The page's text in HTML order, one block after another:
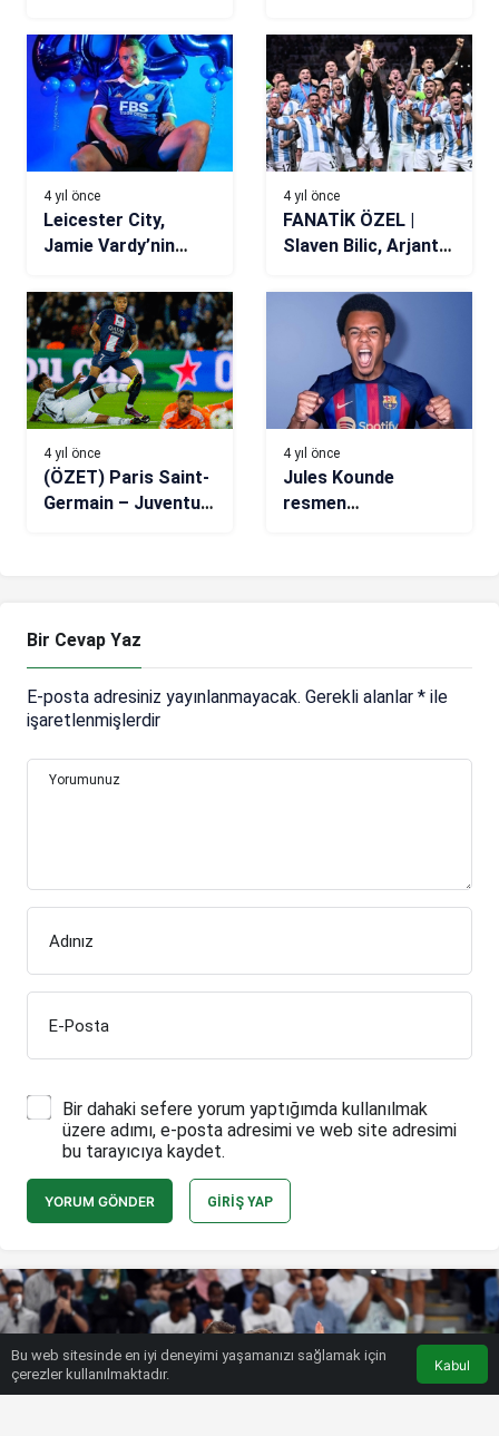
hayallerimi
yaşıyorum
4 yıl önce
Leicester City,
Jamie Vardy’nin
4 yıl önce
FANATİK ÖZEL |
Slaven Bilic, Arjantin
değerlendirdi: Hayat
bu finalin içindeydi!
(Dünya Kupası)
4 yıl önce
(ÖZET) Paris Saint-
Germain – Juventus
4 yıl önce
Jules Kounde
resmen
Bir Cevap Yaz
E-posta adresiniz yayınlanmayacak. Gerekli alanlar * ile
işaretlenmişlerdir
Yorumunuz
Adınız
E-Posta
Bir dahaki sefere yorum yaptığımda kullanılmak
üzere adımı, e-posta adresimi ve web site adresimi
bu tarayıcıya kaydet.
YORUM GÖNDER GIRIŞ YAP
Bu web sitesinde en iyi deneyimi yaşamanızı sağlamak için
çerezler kullanılmaktadır.
Kabul